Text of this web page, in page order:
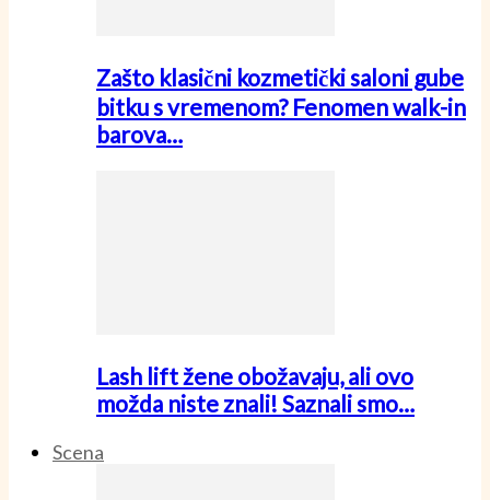
Zašto klasični kozmetički saloni gube
bitku s vremenom? Fenomen walk-in
barova…
Lash lift žene obožavaju, ali ovo
možda niste znali! Saznali smo…
Scena